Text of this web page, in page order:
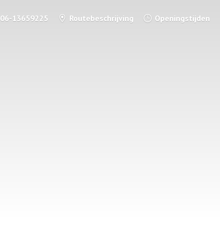
06-13659225 Routebeschrijving Openingstijden